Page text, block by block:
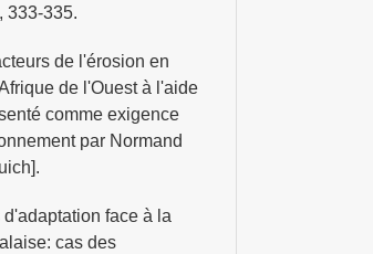
333-335.
de l'érosion en
de l'Ouest à l'aide
comme exigence
par Normand
face à la
cas des